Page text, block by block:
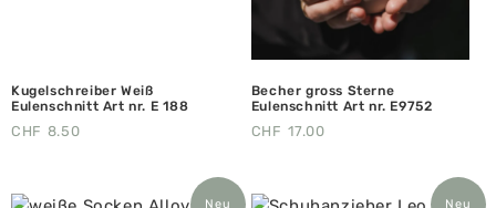
Kugelschreiber Weiß
Eulenschnitt Art nr. E 188
CHF 8.50
Becher gross Sterne
Eulenschnitt Art nr. E9752
CHF 17.00
Neu Neu